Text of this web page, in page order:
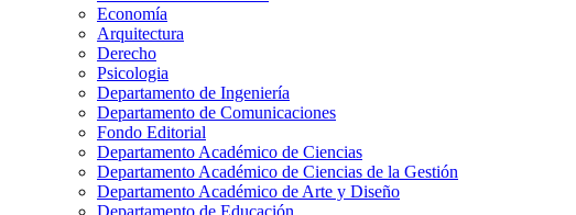
Economía
Arquitectura
Derecho
Psicologia
Departamento de Ingeniería
Departamento de Comunicaciones
Fondo Editorial
Departamento Académico de Ciencias
Departamento Académico de Ciencias de la Gestión
Departamento Académico de Arte y Diseño
Departamento de Educación